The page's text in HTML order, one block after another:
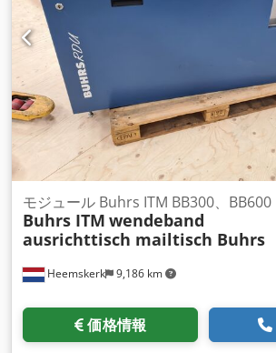
Heemskerk 9,186 km
モジュール Buhrs ITM BB300、BB600
Buhrs ITM wendeband
ausrichttisch mailtisch Buhrs
価格情報